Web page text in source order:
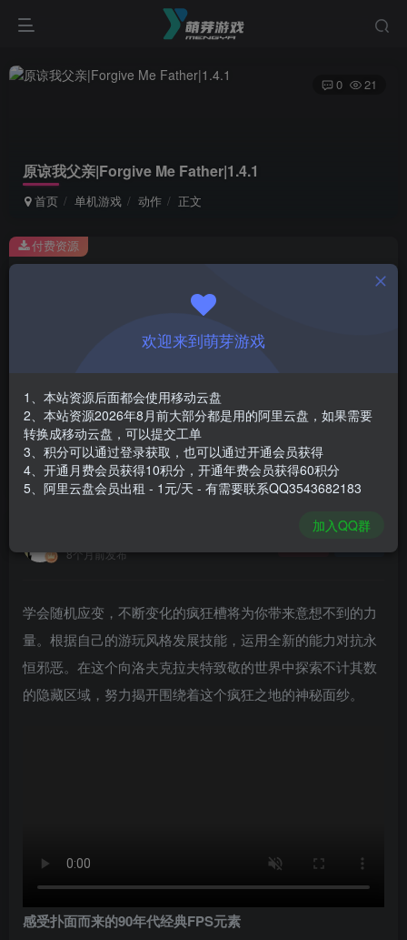
原谅我父亲|Forgive Me Father|1.4.1
首页 单机游戏 动作 正文
0 21
此内容为付费资源，请付费后查看
￥1
免费
登录购买
安装包大小
游戏本体大小
付费资源
8个月前发布
学会随机应变，不断变化的疯狂槽将为你带来意想不到的力
量。根据自己的游玩风格发展技能，运用全新的能力对抗永
恒邪恶。在这个向洛夫克拉夫特致敬的世界中探索不计其数
的隐藏区域，努力揭开围绕着这个疯狂之地的神秘面纱。
感受扑面而来的90年代经典FPS元素
欢迎来到萌芽游戏
1、本站资源后面都会使用移动云盘
2、本站资源2026年8月前大部分都是用的阿里云盘，如果需要
转换成移动云盘，可以提交工单
3、积分可以通过登录获取，也可以通过开通会员获得
4、开通月费会员获得10积分，开通年费会员获得60积分
5、阿里云盘会员出租 - 1元/天 - 有需要联系QQ3543682183
加入QQ群